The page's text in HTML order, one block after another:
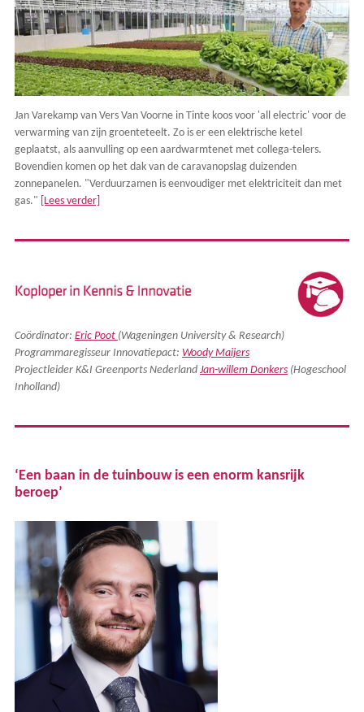
Jan Varekamp van Vers Van Voorne in Tinte koos voor 'all electric' voor de
verwarming van zijn groenteteelt. Zo is er een elektrische ketel
geplaatst, als aanvulling op een aardwarmtenet met collega-telers.
Bovendien komen op het dak van de caravanopslag duizenden
zonnepanelen. "Verduurzamen is eenvoudiger met elektriciteit dan met
gas." [Lees verder]
Coördinator: Eric Poot (Wageningen University & Research)
Programmaregisseur Innovatiepact: Woody Maijers
Projectleider K&I Greenports Nederland Jan-willem Donkers (Hogeschool
Inholland)
‘Een baan in de tuinbouw is een enorm kansrijk
beroep’